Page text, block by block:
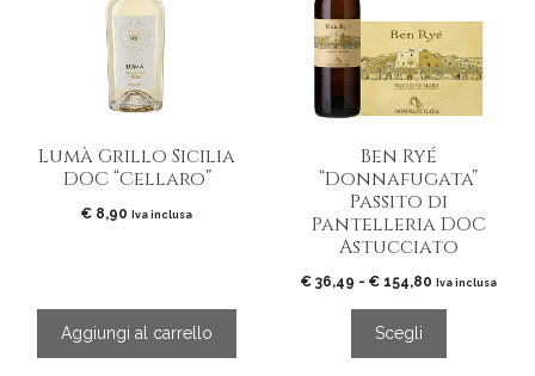
Lumà Grillo Sicilia
DOC “Cellaro”
€ 8,90 Iva inclusa
Aggiungi al carrello
Ben Ryé
“Donnafugata”
Passito di
Pantelleria DOC
Astucciato
€36,49 - €154,80Fascia
Iva inclusa
Scegli
più
varianti.
possono
nella
del